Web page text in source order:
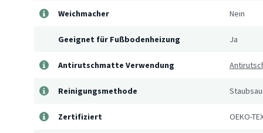
Weichmacher Nein
Geeignet für Fußbodenheizung Ja
Antirutschmatte Verwendung
Reinigungsmethode
Zertifiziert OEKO-